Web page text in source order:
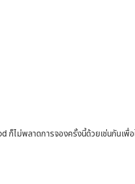
ก็ไม่พลาดการจองครั้งนี้ด้วยเช่นกันเพื่